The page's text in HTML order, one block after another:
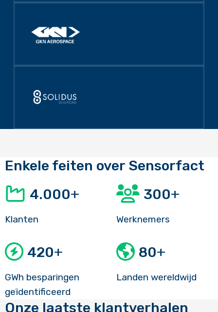
Enkele feiten over Sensorfact
4.000+
Klanten
300+
Werknemers
420+
GWh besparingen
geïdentificeerd
80+
Landen wereldwijd
Onze laatste klantverhalen